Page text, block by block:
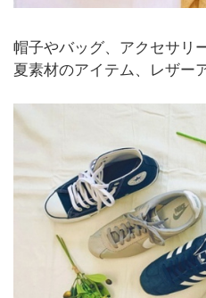
帽子やバッグ、アクセサリ
夏素材のアイテム、レザー